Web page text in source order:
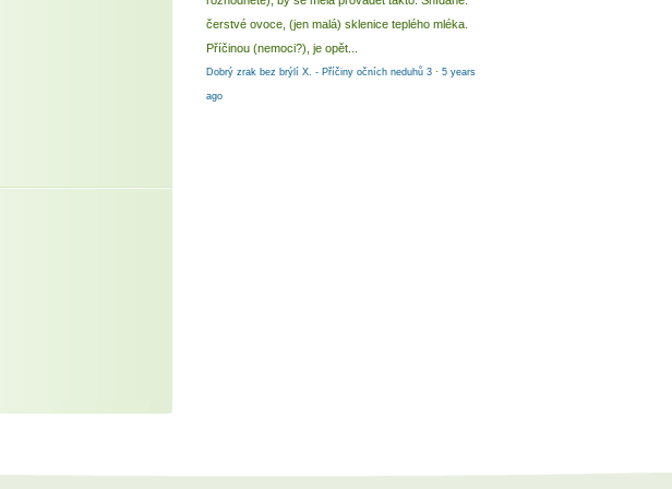
čerstvé ovoce, (jen malá) sklenice teplého mléka.
Příčinou (nemoci?), je opět...
Dobrý zrak bez brýlí X. - Příčiny očních neduhů 3 · 5 years
ago